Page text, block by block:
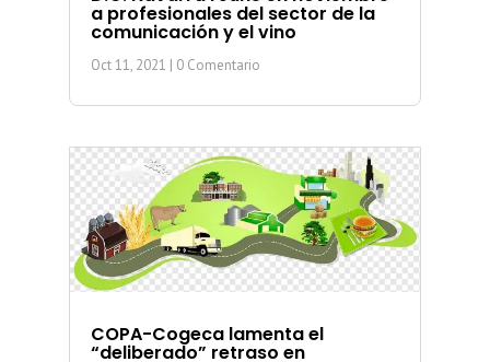
a profesionales del sector de la
comunicación y el vino
Oct 11, 2021 | 0 Comentario
COPA-Cogeca lamenta el
“deliberado” retraso en